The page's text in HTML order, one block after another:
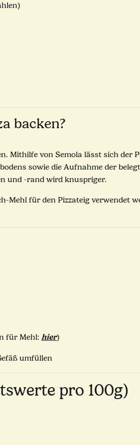
backen?
Mithilfe von Semola lässt sich der
sowie die Aufnahme der
und -rand wird knuspriger.
Mehl für den Pizzateig
für Mehl: hier)
umfüllen
pro 100g)